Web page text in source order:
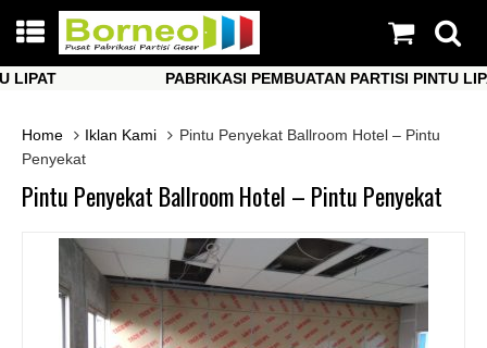
PABRIKASI PEMBUATAN PARTISI PINTU LIPAT
Home
Iklan Kami
Pintu Penyekat Ballroom Hotel – Pintu
Penyekat
Pintu Penyekat Ballroom Hotel – Pintu Penyekat